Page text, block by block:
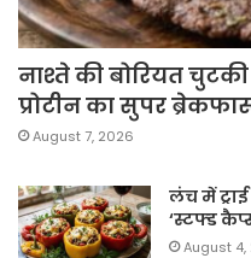
नाश्ते की बोरियत
प्रोटीन का सुपर
August 7, 2026
लंच में
‘स्टफ्ड
August 4,